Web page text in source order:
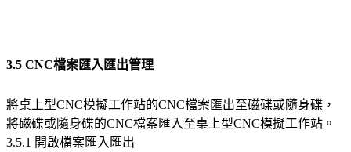
3.5 CNC檔案匯入匯出管理
將桌上型CNC模擬工作站的CNC檔案匯出至磁碟或隨身碟，
將磁碟或隨身碟的CNC檔案匯入至桌上型CNC模擬工作站。
3.5.1 開啟檔案匯入匯出